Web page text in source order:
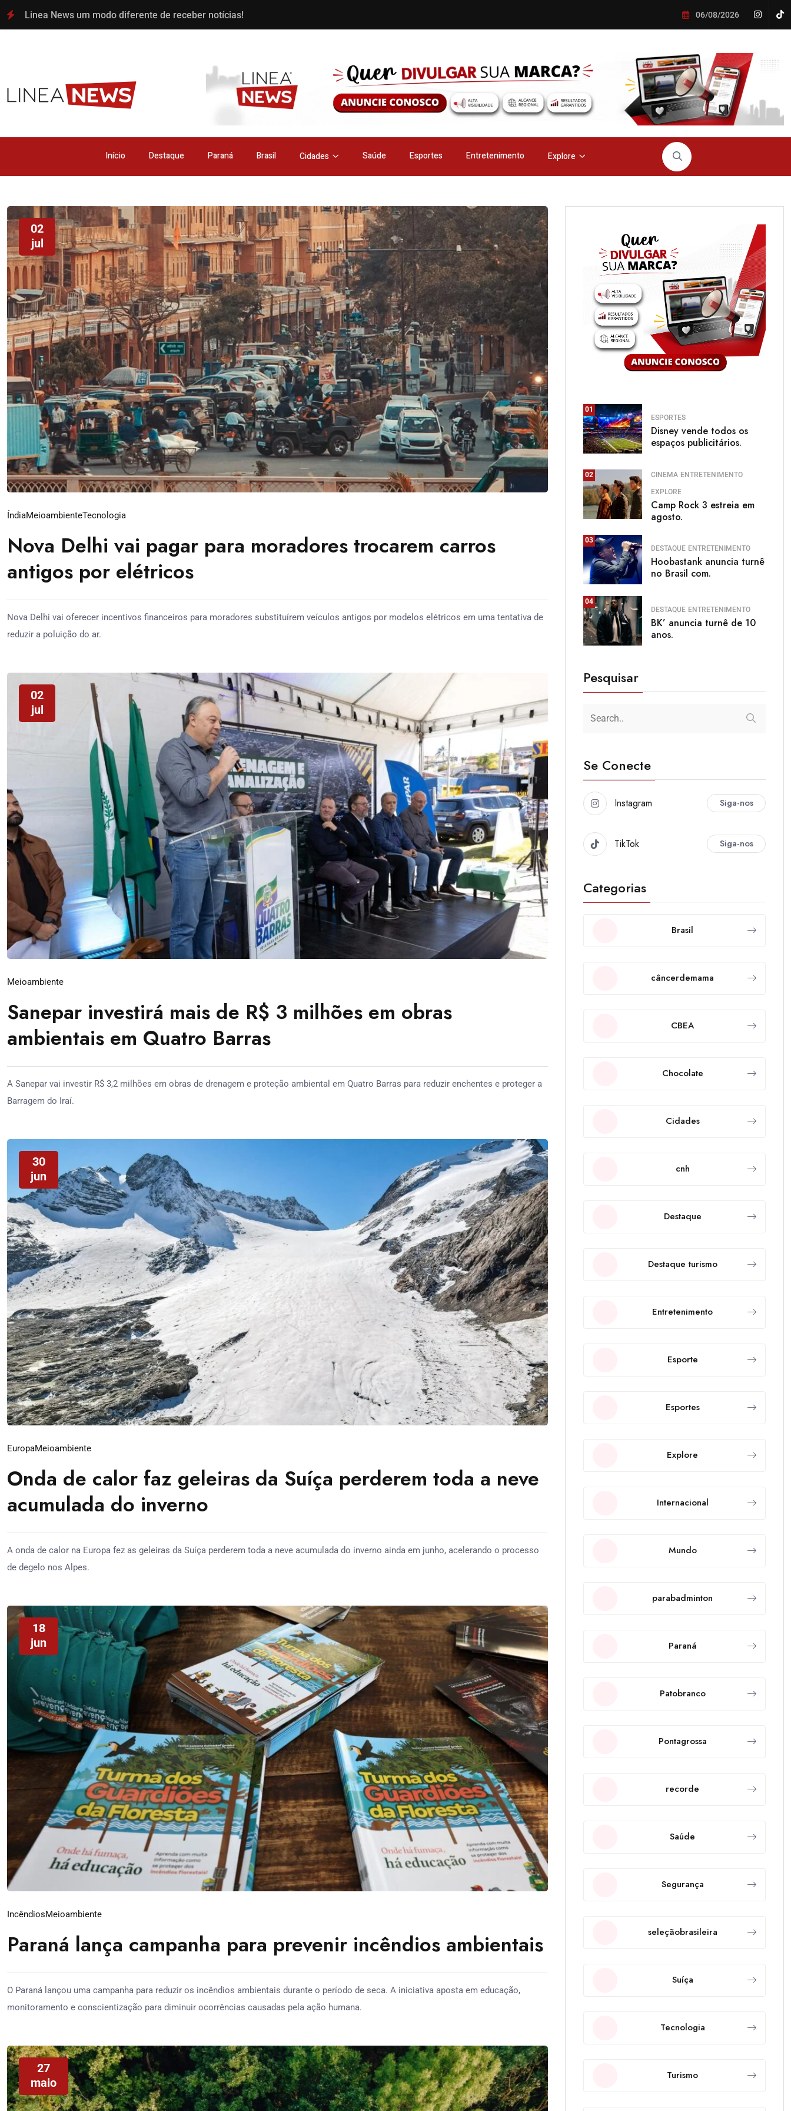
Linea News um modo diferente de receber notícias! 06/08/2026
Início Destaque Paraná Brasil Cidades Saúde Esportes Entretenimento Explore
02
jul
ÍndiaMeioambienteTecnologia
Nova Delhi vai pagar para moradores trocarem carros
antigos por elétricos
Nova Delhi vai oferecer incentivos financeiros para moradores substituírem veículos antigos por modelos elétricos em uma tentativa de
reduzir a poluição do ar.
02
jul
Meioambiente
Sanepar investirá mais de R$ 3 milhões em obras
ambientais em Quatro Barras
A Sanepar vai investir R$ 3,2 milhões em obras de drenagem e proteção ambiental em Quatro Barras para reduzir enchentes e proteger a
Barragem do Iraí.
30
jun
EuropaMeioambiente
Onda de calor faz geleiras da Suíça perderem toda a neve
acumulada do inverno
A onda de calor na Europa fez as geleiras da Suíça perderem toda a neve acumulada do inverno ainda em junho, acelerando o processo
de degelo nos Alpes.
18
jun
IncêndiosMeioambiente
Paraná lança campanha para prevenir incêndios ambientais
O Paraná lançou uma campanha para reduzir os incêndios ambientais durante o período de seca. A iniciativa aposta em educação,
monitoramento e conscientização para diminuir ocorrências causadas pela ação humana.
27
maio
01
ESPORTES
Disney vende todos os
espaços publicitários.
02 CINEMA ENTRETENIMENTO
EXPLORE
Camp Rock 3 estreia em
agosto.
03
DESTAQUE ENTRETENIMENTO
Hoobastank anuncia turnê
no Brasil com.
04
DESTAQUE ENTRETENIMENTO
BK’ anuncia turnê de 10
anos.
Pesquisar
Se Conecte
Instagram Siga-nos
TikTok Siga-nos
Categorias
Brasil
câncerdemama
CBEA
Chocolate
Cidades
cnh
Destaque
Destaque turismo
Entretenimento
Esporte
Esportes
Explore
Internacional
Mundo
parabadminton
Paraná
Patobranco
Pontagrossa
recorde
Saúde
Segurança
seleçãobrasileira
Suíça
Tecnologia
Turismo